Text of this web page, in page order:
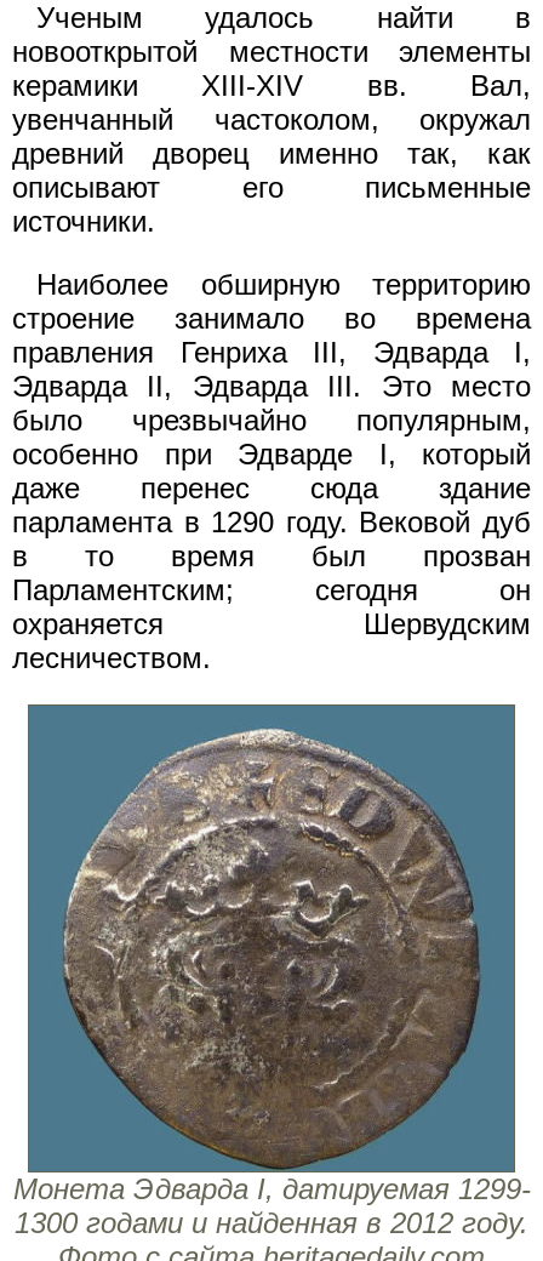
Ученым удалось найти в
новооткрытой местности элементы
керамики XIII-XIV вв. Вал,
увенчанный частоколом, окружал
древний дворец именно так, как
описывают его письменные
источники.
Наиболее обширную территорию
строение занимало во времена
правления Генриха III, Эдварда I,
Эдварда II, Эдварда III. Это место
было чрезвычайно популярным,
особенно при Эдварде I, который
даже перенес сюда здание
парламента в 1290 году. Вековой дуб
в то время был прозван
Парламентским; сегодня он
охраняется Шервудским
лесничеством.
Монета Эдварда I, датируемая 1299-
1300 годами и найденная в 2012 году.